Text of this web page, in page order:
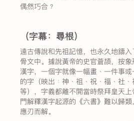
偶然巧合﹖
（字幕：尋根）
遠古傳說和先祖記憶，也永久地鑄
骨文中。據說黃帝的史官蒼頡，按
漢字，一個字就像一幅畫﹑一件事
的字（映出﹕神﹑祖﹑祝﹑福﹑社
等），字義都離不開當時祭拜皇天
門解釋漢字起源的《六書》難以歸
應刃而解。